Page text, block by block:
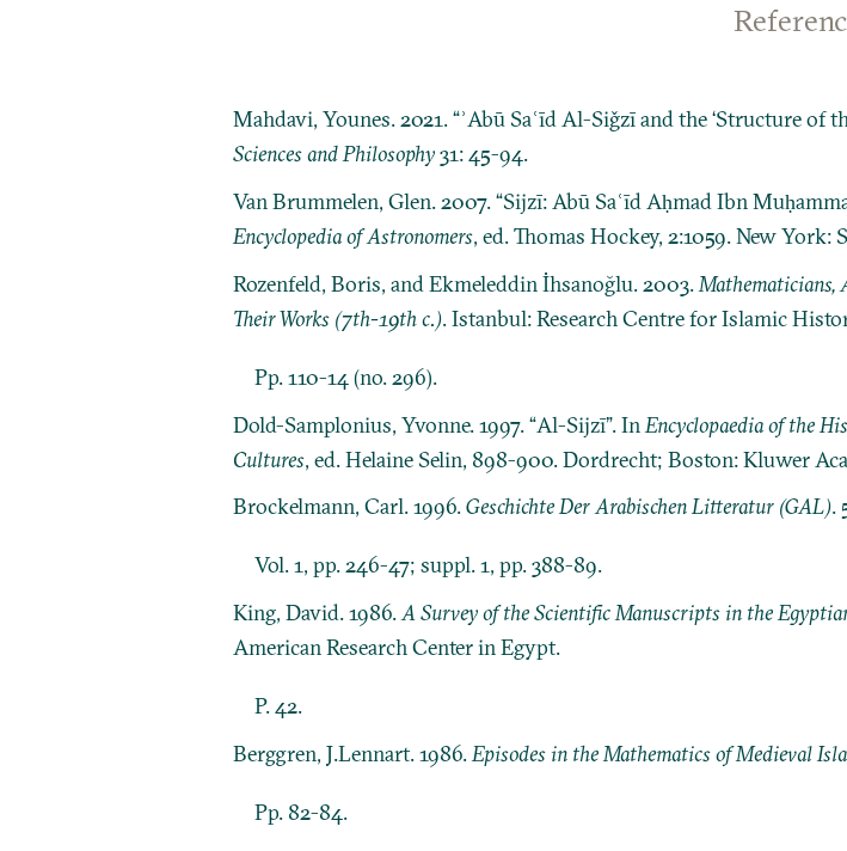
Mahdavi, Younes. 2021. “ʾAbū Saʿīd Al-Siǧzī and the ‘Structure of
Sciences and Philosophy31: 45-94.
Van Brummelen, Glen. 2007. “Sijzī: Abū Saʿīd Aḥmad Ibn
Encyclopedia of Astronomers, ed. Thomas Hockey, 2:1059. New York:
Rozenfeld, Boris, and Ekmeleddin İhsanoğlu. 2003.Mathematicians,
Their Works (7th-19th c.). Istanbul: Research Centre for Islamic
Pp. 110-14 (no. 296).
Dold-Samplonius, Yvonne. 1997. “Al-Sijzī”. InEncyclopaedia of the
Cultures, ed. Helaine Selin, 898-900. Dordrecht; Boston: Kluwer
Brockelmann, Carl. 1996.Geschichte Der Arabischen Litteratur (GAL).
Vol. 1, pp. 246-47; suppl. 1, pp. 388-89.
King, David. 1986.A Survey of the Scientific Manuscripts in the
American Research Center in Egypt.
P. 42.
Berggren, J.Lennart. 1986.Episodes in the Mathematics of Medieval
Pp. 82-84.